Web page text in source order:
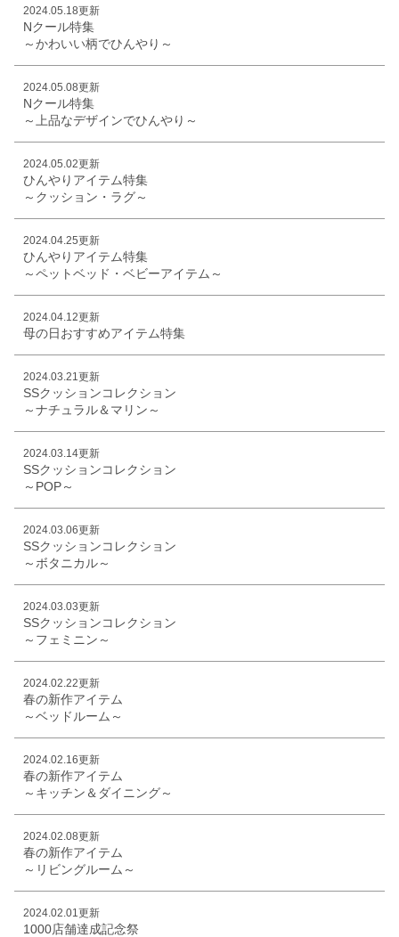
2024.05.18更新
Nクール特集
～かわいい柄でひんやり～
2024.05.08更新
Nクール特集
～上品なデザインでひんやり～
2024.05.02更新
ひんやりアイテム特集
～クッション・ラグ～
2024.04.25更新
ひんやりアイテム特集
～ペットベッド・ベビーアイテム～
2024.04.12更新
母の日おすすめアイテム特集
2024.03.21更新
SSクッションコレクション
～ナチュラル＆マリン～
2024.03.14更新
SSクッションコレクション
～POP～
2024.03.06更新
SSクッションコレクション
～ボタニカル～
2024.03.03更新
SSクッションコレクション
～フェミニン～
2024.02.22更新
春の新作アイテム
～ベッドルーム～
2024.02.16更新
春の新作アイテム
～キッチン＆ダイニング～
2024.02.08更新
春の新作アイテム
～リビングルーム～
2024.02.01更新
1000店舗達成記念祭